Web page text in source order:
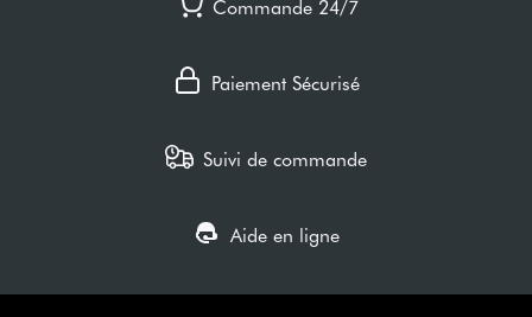
Commande 24/7
Paiement Sécurisé
Suivi de commande
Aide en ligne